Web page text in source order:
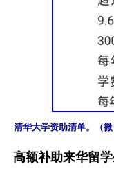
清华大学资助清单。（微
高额补助来华留